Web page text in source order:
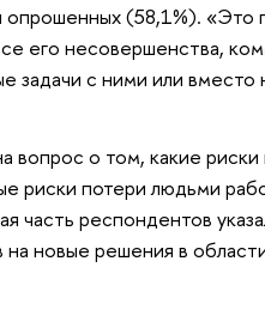
(58,1%). «Это
его несовершенства,
задачи с ними или вместо
вопрос о том, какие риски
риски потери людьми
часть респондентов
на новые решения в